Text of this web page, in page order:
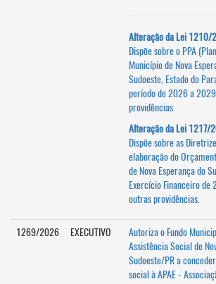
Alteração da Lei 1210/
Dispõe sobre o PPA
Município de Nova
Sudoeste, Estado do
período de 2026 a
providências.
Alteração da Lei 1217/
Dispõe sobre as
elaboração do
de Nova Esperança do
Exercício Financeiro de
outras providências.
1269/2026 EXECUTIVO
Autoriza o Fundo
Assistência Social de
Sudoeste/PR a
social à APAE -